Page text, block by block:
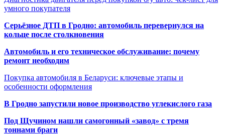
умного покупателя
Серьёзное ДТП в Гродно: автомобиль перевернулся на
кольце после столкновения
Автомобиль и его техническое обслуживание: почему
ремонт необходим
Покупка автомобиля в Беларуси: ключевые этапы и
особенности оформления
В Гродно запустили новое производство углекислого газа
Под Щучином нашли самогонный «завод» с тремя
тоннами браги